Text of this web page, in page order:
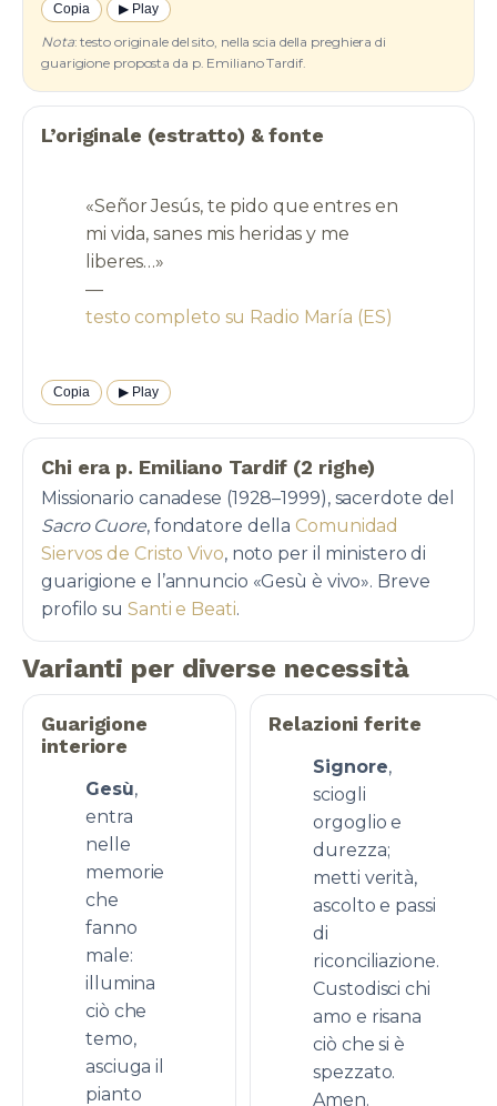
Copia ▶︎ Play
Nota: testo originale del sito, nella scia della preghiera di
guarigione proposta da p. Emiliano Tardif.
L’originale (estratto) & fonte
«Señor Jesús, te pido que entres en
mi vida, sanes mis heridas y me
liberes…»
—
Copia ▶︎ Play
Chi era p. Emiliano Tardif (2 righe)
Missionario canadese (1928–1999), sacerdote del
Sacro Cuore, fondatore della Comunidad
Siervos de Cristo Vivo, noto per il ministero di
guarigione e l’annuncio «Gesù è vivo». Breve
profilo su Santi e Beati.
Varianti per diverse necessità
Guarigione
interiore
Gesù,
entra
nelle
memorie
che
fanno
male:
illumina
ciò che
temo,
asciuga il
pianto
Relazioni ferite
Signore,
sciogli
orgoglio e
durezza;
metti verità,
ascolto e passi
di
riconciliazione.
Custodisci chi
amo e risana
ciò che si è
spezzato.
Amen.